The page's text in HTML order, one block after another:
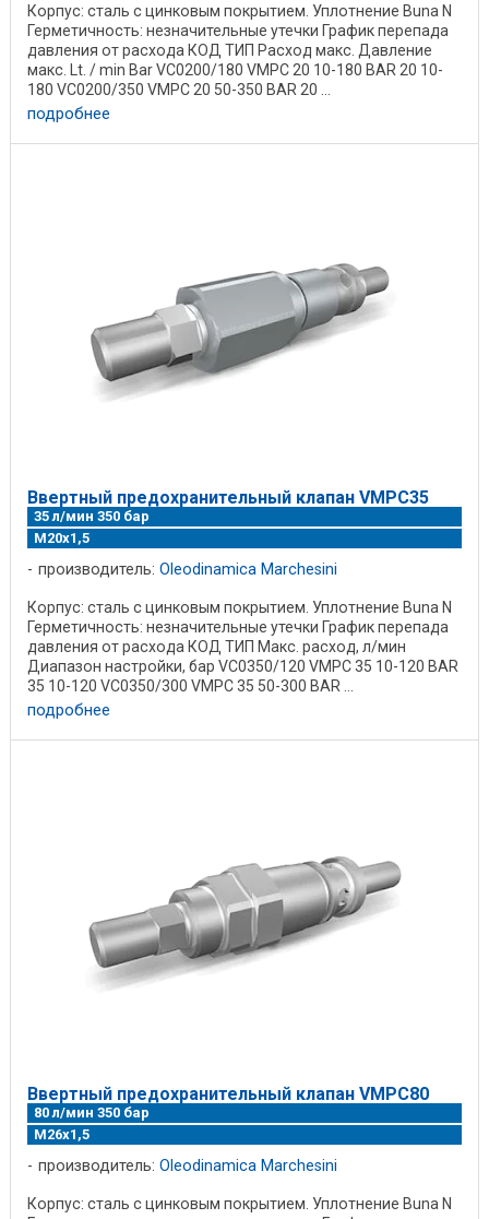
Корпус: сталь с цинковым покрытием. Уплотнение Buna N
Герметичность: незначительные утечки График перепада
давления от расхода КОД ТИП Расход макс. Давление
макс. Lt. / min Bar VC0200/180 VMPC 20 10-180 BAR 20 10-
180 VC0200/350 VMPC 20 50-350 BAR 20 ...
подробнее
Ввертный предохранительный клапан VMPC35
35 л/мин 350 бар
М20х1,5
производитель: Oleodinamica Marchesini
Корпус: сталь с цинковым покрытием. Уплотнение Buna N
Герметичность: незначительные утечки График перепада
давления от расхода КОД ТИП Макс. расход, л/мин
Диапазон настройки, бар VC0350/120 VMPC 35 10-120 BAR
35 10-120 VC0350/300 VMPC 35 50-300 BAR ...
подробнее
Ввертный предохранительный клапан VMPC80
80 л/мин 350 бар
М26х1,5
производитель: Oleodinamica Marchesini
Корпус: сталь с цинковым покрытием. Уплотнение Buna N